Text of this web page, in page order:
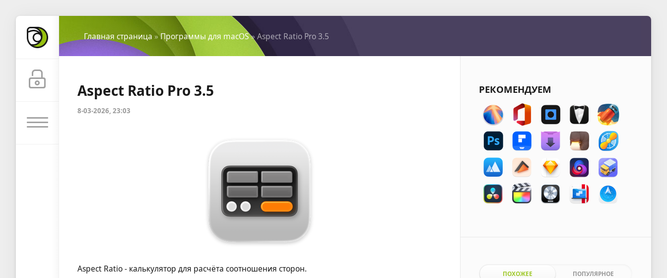
Главная страница »Программы для macOS» Aspect Ratio Pro 3.5
Aspect Ratio Pro 3.5
8-03-2026, 23:03
Aspect Ratio - калькулятор для расчёта соотношения сторон.
РЕКОМЕНДУЕМ
ПОХОЖЕЕ ПОПУЛЯРНОЕ